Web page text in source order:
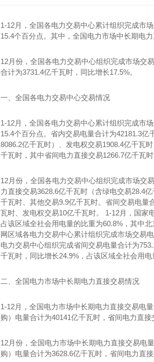
四川INA轴承现货PWTR20-2RS-TVH SKF轴承
1-12月，全国各电力交易中心累计组织完成市
15.4个百分点。其中，全国电力市场中长期电
12月份，全国各电力交易中心组织完成市场交
合计为3731.4亿千瓦时，同比增长17.5%。
一、全国各电力交易中心交易情况
1-12月，全国各电力交易中心累计组织完成市
15.4个百分点。省内交易电量合计为42181.3
8086.2亿千瓦时）、发电权交易1908.4亿千瓦
千瓦时，其中省间电力直接交易1266.7亿千瓦
12月份，全国各电力交易中心组织完成市场交
力直接交易3628.6亿千瓦时（含绿电交易28.4
千瓦时、其他交易9.9亿千瓦时。省间交易电量
瓦时、发电权交易10亿千瓦时。 1-12月，国家
占该区域全社会用电量的比重为60.8%，其中
网区域各电力交易中心累计组织完成市场交易
电力交易中心组织完成省间交易电量合计为
千瓦时，同比增长24.9%，占该区域全社会用电
二、全国电力市场中长期电力直接交易情况
1-12月，全国电力市场中长期电力直接交易电
购）电量合计为40141亿千瓦时，省间电力直
12月份，全国电力市场中长期电力直接交易电
购）电量合计为3628.6亿千瓦时，省间电力直